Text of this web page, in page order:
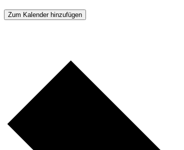
Zum Kalender hinzufügen